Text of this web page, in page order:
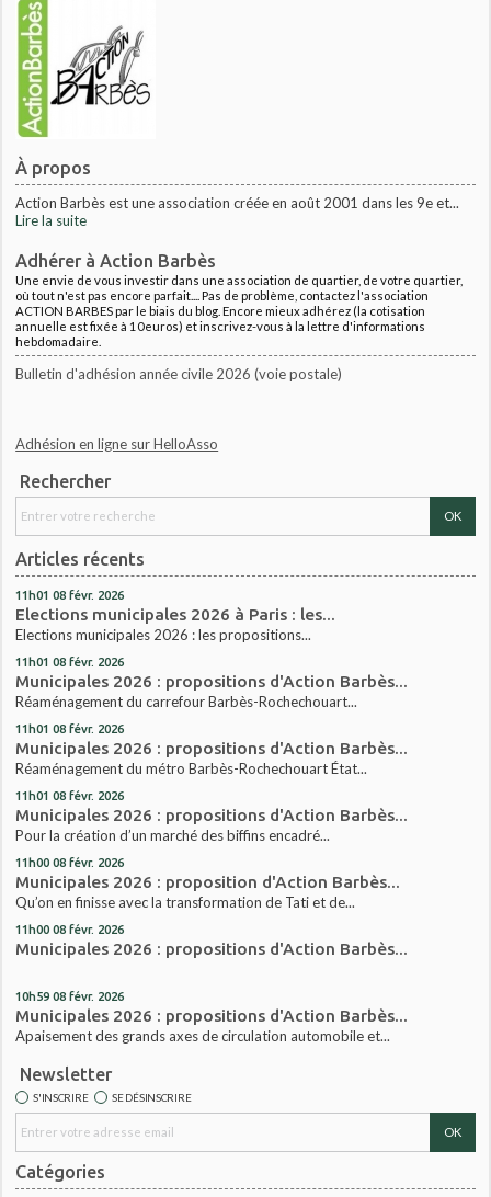
À propos
Action Barbès est une association créée en août 2001 dans les 9e et...
Lire la suite
Adhérer à Action Barbès
Une envie de vous investir dans une association de quartier, de votre quartier,
où tout n'est pas encore parfait.... Pas de problème, contactez l'association
ACTION BARBES par le biais du blog. Encore mieux adhérez (la cotisation
annuelle est fixée à 10euros) et inscrivez-vous à la lettre d'informations
hebdomadaire.
Bulletin d'adhésion année civile 2026 (voie postale)
Adhésion en ligne sur HelloAsso
Rechercher
Articles récents
11h01 08 févr. 2026
Elections municipales 2026 à Paris : les...
Elections municipales 2026 : les propositions...
11h01 08 févr. 2026
Municipales 2026 : propositions d'Action Barbès...
Réaménagement du carrefour Barbès-Rochechouart...
11h01 08 févr. 2026
Municipales 2026 : propositions d'Action Barbès...
Réaménagement du métro Barbès-Rochechouart État...
11h01 08 févr. 2026
Municipales 2026 : propositions d'Action Barbès...
Pour la création d’un marché des biffins encadré...
11h00 08 févr. 2026
Municipales 2026 : proposition d'Action Barbès...
Qu’on en finisse avec la transformation de Tati et de...
11h00 08 févr. 2026
Municipales 2026 : propositions d'Action Barbès...
10h59 08 févr. 2026
Municipales 2026 : propositions d'Action Barbès...
Apaisement des grands axes de circulation automobile et...
Newsletter
S'INSCRIRE SE DÉSINSCRIRE
Catégories